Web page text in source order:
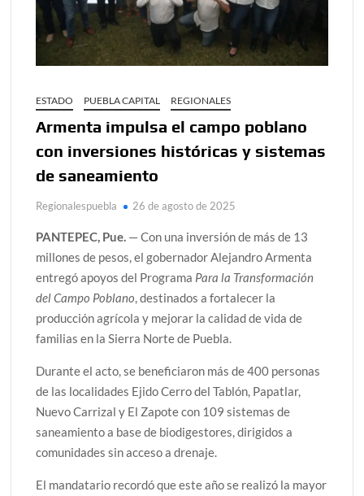
ESTADO PUEBLA CAPITAL REGIONALES
Armenta impulsa el campo poblano
con inversiones históricas y sistemas
de saneamiento
Regionalespuebla 26 de agosto de 2025
PANTEPEC, Pue. — Con una inversión de más de 13
millones de pesos, el gobernador Alejandro Armenta
entregó apoyos del Programa Para la Transformación
del Campo Poblano, destinados a fortalecer la
producción agrícola y mejorar la calidad de vida de
familias en la Sierra Norte de Puebla.
Durante el acto, se beneficiaron más de 400 personas
de las localidades Ejido Cerro del Tablón, Papatlar,
Nuevo Carrizal y El Zapote con 109 sistemas de
saneamiento a base de biodigestores, dirigidos a
comunidades sin acceso a drenaje.
El mandatario recordó que este año se realizó la mayor